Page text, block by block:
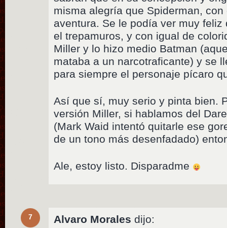
misma alegría que Spiderman,
aventura. Se le podía ver muy
el trepamuros, y con igual de
Miller y lo hizo medio Batman
mataba a un narcotraficante) y se
para siempre el personaje pícaro
Así que sí, muy serio y pinta bien.
versión Miller, si hablamos del
(Mark Waid intentó quitarle ese
de un tono más desenfadado)
Ale, estoy listo. Disparadme
7 Alvaro Morales dijo: